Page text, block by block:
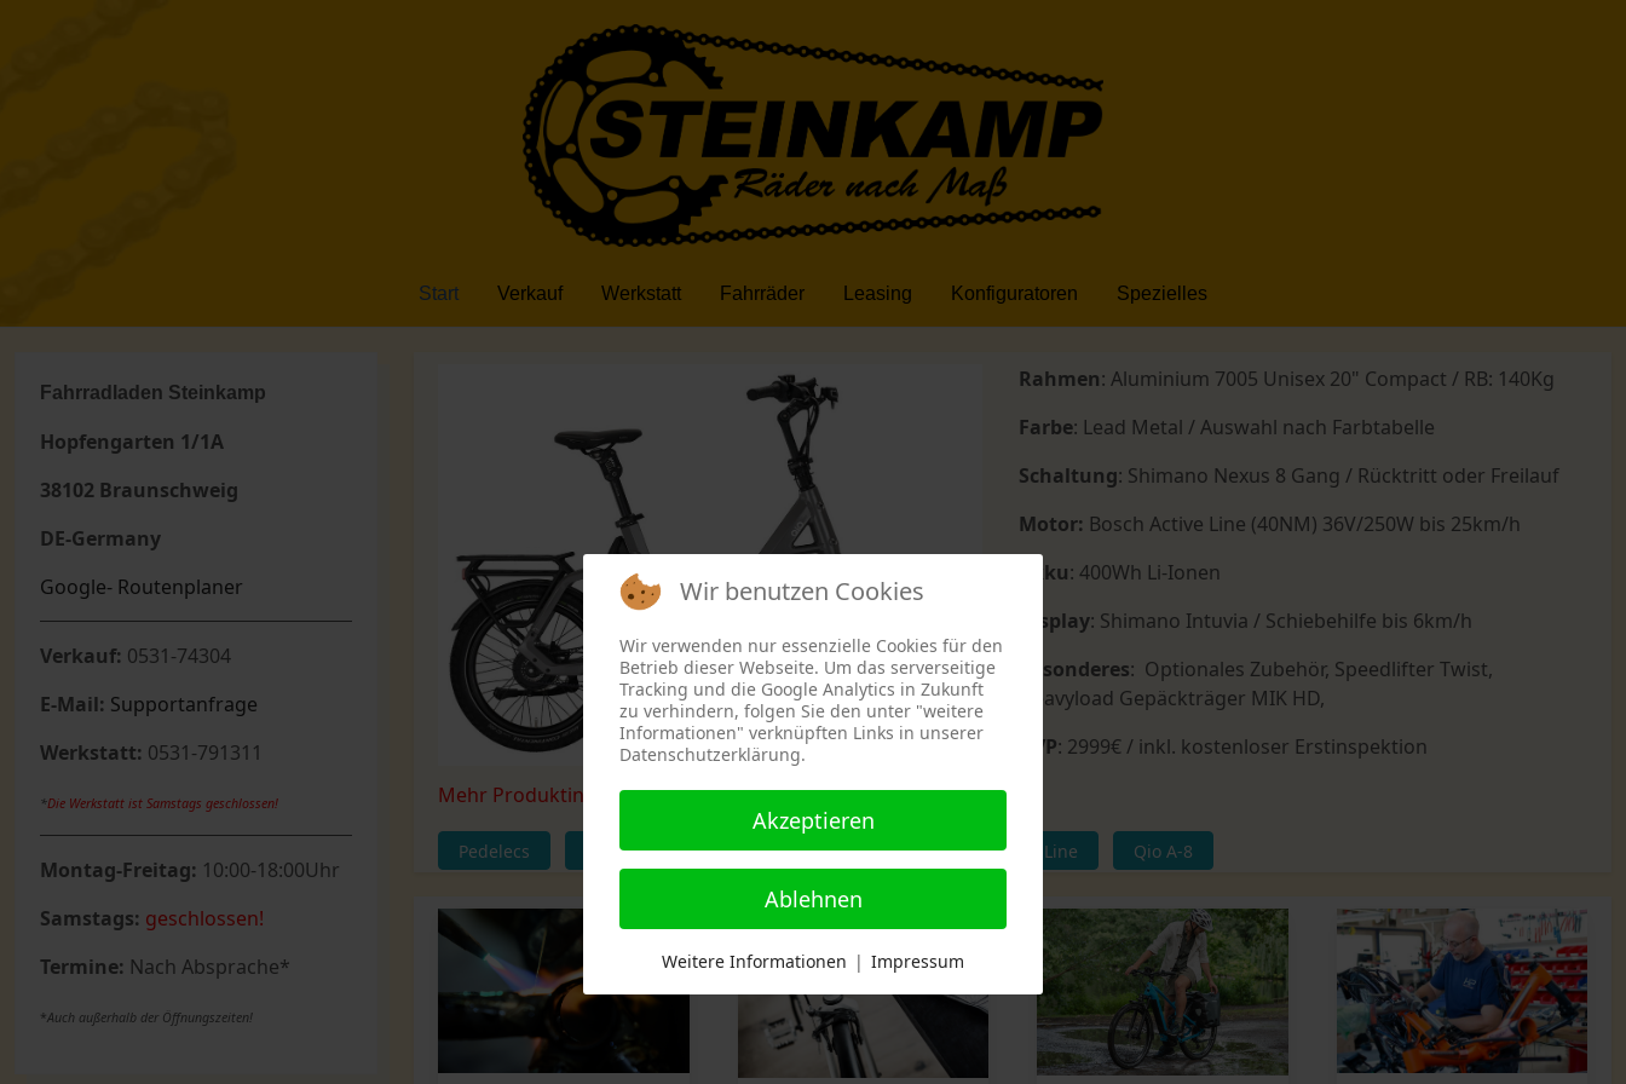
Start Verkauf Werkstatt Fahrräder Leasing Konfiguratoren Spezielles
Fahrradladen Steinkamp
Hopfengarten 1/1A
38102 Braunschweig
DE-Germany
Google- Routenplaner
Verkauf: 0531-74304
E-Mail: Supportanfrage
Werkstatt: 0531-791311
*Die Werkstatt ist Samstags geschlossen!
Montag-Freitag: 10:00-18:00Uhr
Samstags: geschlossen!
Termine: Nach Absprache*
*Auch außerhalb der Öffnungszeiten!
Rahmen: Aluminium 7005 Unisex 20" Compact / RB: 140Kg
Farbe: Lead Metal / Auswahl nach Farbtabelle
Schaltung: Shimano Nexus 8 Gang / Rücktritt oder Freilauf
Motor: Bosch Active Line (40NM) 36V/250W bis 25km/h
Akku: 400Wh Li-Ionen
Display: Shimano Intuvia / Schiebehilfe bis 6km/h
Besonderes: Optionales Zubehör, Speedlifter Twist,
Heavyload Gepäckträger MIK HD,
UVP: 2999€ / inkl. kostenloser Erstinspektion
Mehr Produktinformationen:Qio-Bikes.com
Pedelecs E-Bikes Qio Kompaktrad Bosch Active Line Qio A-8
Wir benutzen Cookies
Wir verwenden nur essenzielle Cookies für den
Betrieb dieser Webseite. Um das serverseitige
Tracking und die Google Analytics in Zukunft
zu verhindern, folgen Sie den unter "weitere
Informationen" verknüpften Links in unserer
Datenschutzerklärung.
Akzeptieren
Ablehnen
Weitere Informationen | Impressum